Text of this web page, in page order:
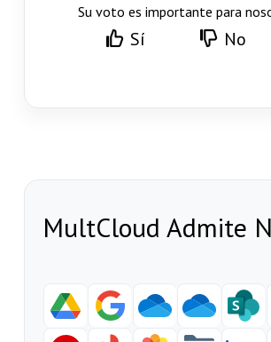
Su voto es importante para
Sí No
MultCloud Admite